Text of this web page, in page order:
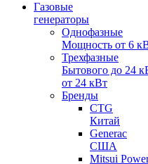
Газовые
генераторы
Однофазные
Мощность от 6
Трехфазные
Бытового до 24
от 24 кВт
Бренды
CTG
Китай
Generac
США
Mitsui